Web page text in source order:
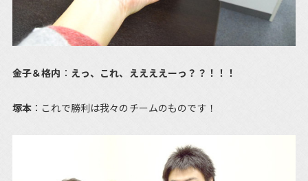
金子＆格内 ： えっ、これ、ええええーっ？？！！！
塚本 ：これで勝利は我々のチームのものです！